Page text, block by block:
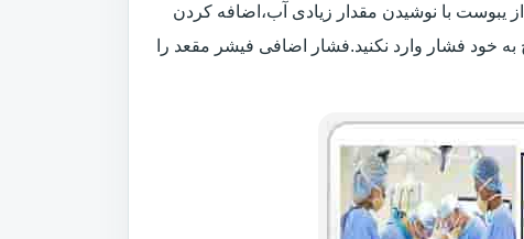
از یبوست با نوشیدن مقدار زیادی آب،اضافه کردن
خود فشار وارد نکنید.فشار اضافی فیشر مقعد را